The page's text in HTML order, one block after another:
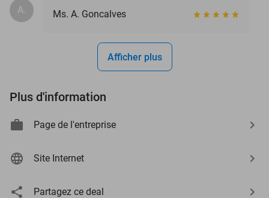
A. Ms. A. Goncalves
Afficher plus
Plus d'information
Page de l'entreprise
Site Internet
Partagez ce deal